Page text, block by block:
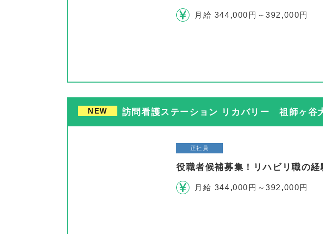
月給 344,000円～392,000円
NEW 訪問看護ステーション リカバリー 祖師ヶ谷
正社員
役職者候補募集！リハビリ職の経
月給 344,000円～392,000円